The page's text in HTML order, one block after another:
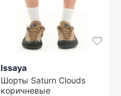
Issaya
Шорты Saturn Clouds
коричневые